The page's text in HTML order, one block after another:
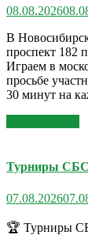
08.08.2026
В
проспект 182
Играем в
просьбе
30 минут на
Турниры СБС
07.08.2026
🏆 Турниры